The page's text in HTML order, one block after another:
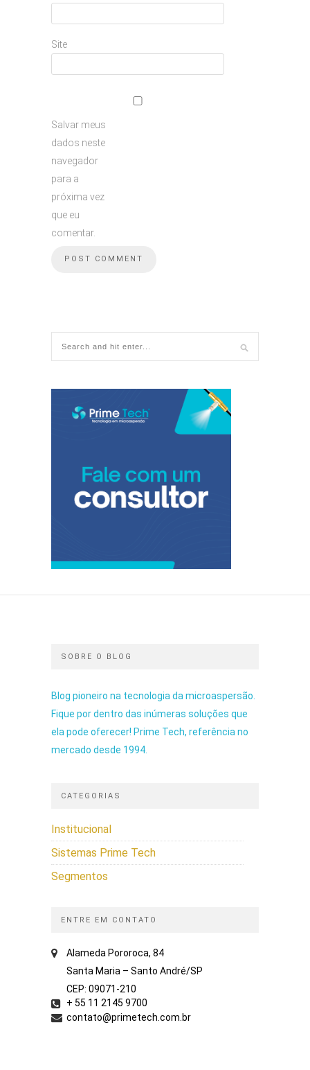
Site
Salvar meus
dados neste
navegador
para a
próxima vez
que eu
comentar.
SOBRE O BLOG
Blog pioneiro na tecnologia da microaspersão.
Fique por dentro das inúmeras soluções que
ela pode oferecer! Prime Tech, referência no
mercado desde 1994.
CATEGORIAS
Institucional
Sistemas Prime Tech
Segmentos
ENTRE EM CONTATO
Alameda Pororoca, 84
Santa Maria – Santo André/SP
CEP: 09071-210
+ 55 11 2145 9700
contato@primetech.com.br